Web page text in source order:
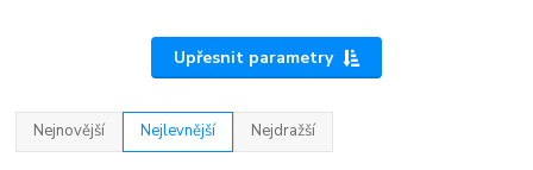
Upřesnit parametry
Nejnovější Nejlevnější Nejdražší